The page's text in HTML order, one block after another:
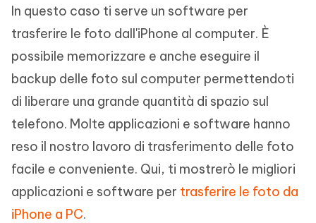
In questo caso ti serve un software per
trasferire le foto dall'iPhone al computer. È
possibile memorizzare e anche eseguire il
backup delle foto sul computer permettendoti
di liberare una grande quantità di spazio sul
telefono. Molte applicazioni e software hanno
reso il nostro lavoro di trasferimento delle foto
facile e conveniente. Qui, ti mostrerò le migliori
applicazioni e software per trasferire le foto da
iPhone a PC.